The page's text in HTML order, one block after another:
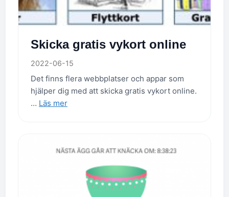
Skicka gratis vykort online
2022-06-15
Det finns flera webbplatser och appar som
hjälper dig med att skicka gratis vykort online.
… Läs mer